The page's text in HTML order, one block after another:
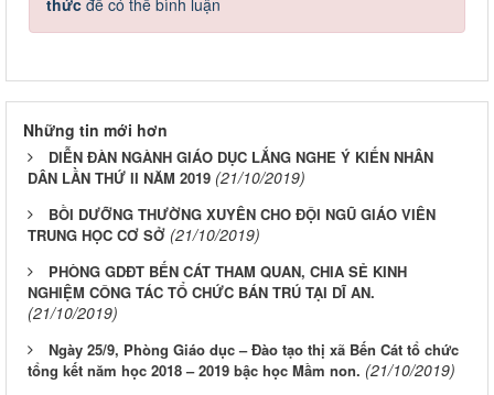
thức để có thể bình luận
Những tin mới hơn
DIỄN ĐÀN NGÀNH GIÁO DỤC LẮNG NGHE Ý KIẾN NHÂN
DÂN LẦN THỨ II NĂM 2019 (21/10/2019)
BỒI DƯỠNG THƯỜNG XUYÊN CHO ĐỘI NGŨ GIÁO VIÊN
TRUNG HỌC CƠ SỞ (21/10/2019)
PHÒNG GDĐT BẾN CÁT THAM QUAN, CHIA SẺ KINH
NGHIỆM CÔNG TÁC TỔ CHỨC BÁN TRÚ TẠI DĨ AN.
(21/10/2019)
Ngày 25/9, Phòng Giáo dục – Đào tạo thị xã Bến Cát tổ chức
tổng kết năm học 2018 – 2019 bậc học Mầm non. (21/10/2019)